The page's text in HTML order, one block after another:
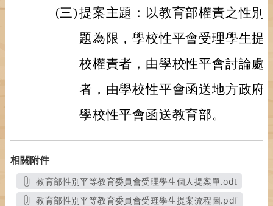
(三)提案主題：以教育部權責之性別
題為限，學校性平會受理學生提
校權責者，由學校性平會討論處
者，由學校性平會函送地方政府
學校性平會函送教育部。
相關附件
教育部性別平等教育委員會受理學生個人提案單.odt
另開新視窗
教育部性別平等教育委員會受理學生提案流程圖.pdf